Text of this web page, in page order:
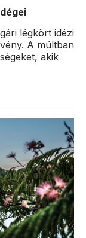
légkört idézi
A múltban
akik